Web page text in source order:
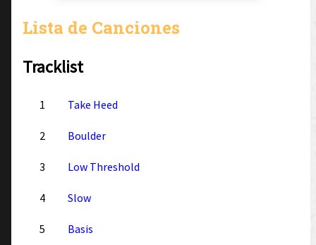
Lista de Canciones
Tracklist
1 Take Heed
2 Boulder
3 Low Threshold
4 Slow
5 Basis